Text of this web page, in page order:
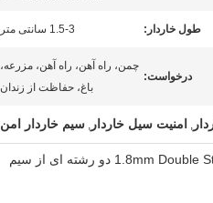
طول خاردار: 1.5-3 سانتی متر
درخواست:
چمن، راه آهن، راه آهن، مزرعه،
باغ، حفاظت از زندان
, امنيت سيل خاردار , سیم خاردار امن
1.8mm Double Strand Traditional Twist Hot Dipped Galvanized Steel Barbed Wire Coils.8mm دو رشته ای از سیم